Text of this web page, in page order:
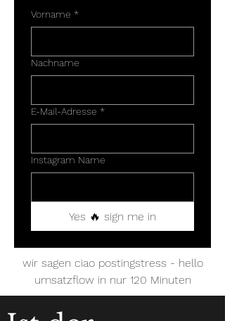
Vorname *
Nachname
E-Mail-Adresse *
Instagram Name
Yes 🔥 sign me in
wir sagen ciao postingstress - hello
umsatzflow in nur 120 Minuten